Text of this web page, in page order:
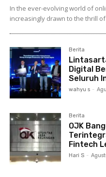
In the ever-evolving world of
increasingly drawn to the thrill
Berita
Digital
Seluruh
wahyu s -
Berita
OJK
Fintech
Hari S -